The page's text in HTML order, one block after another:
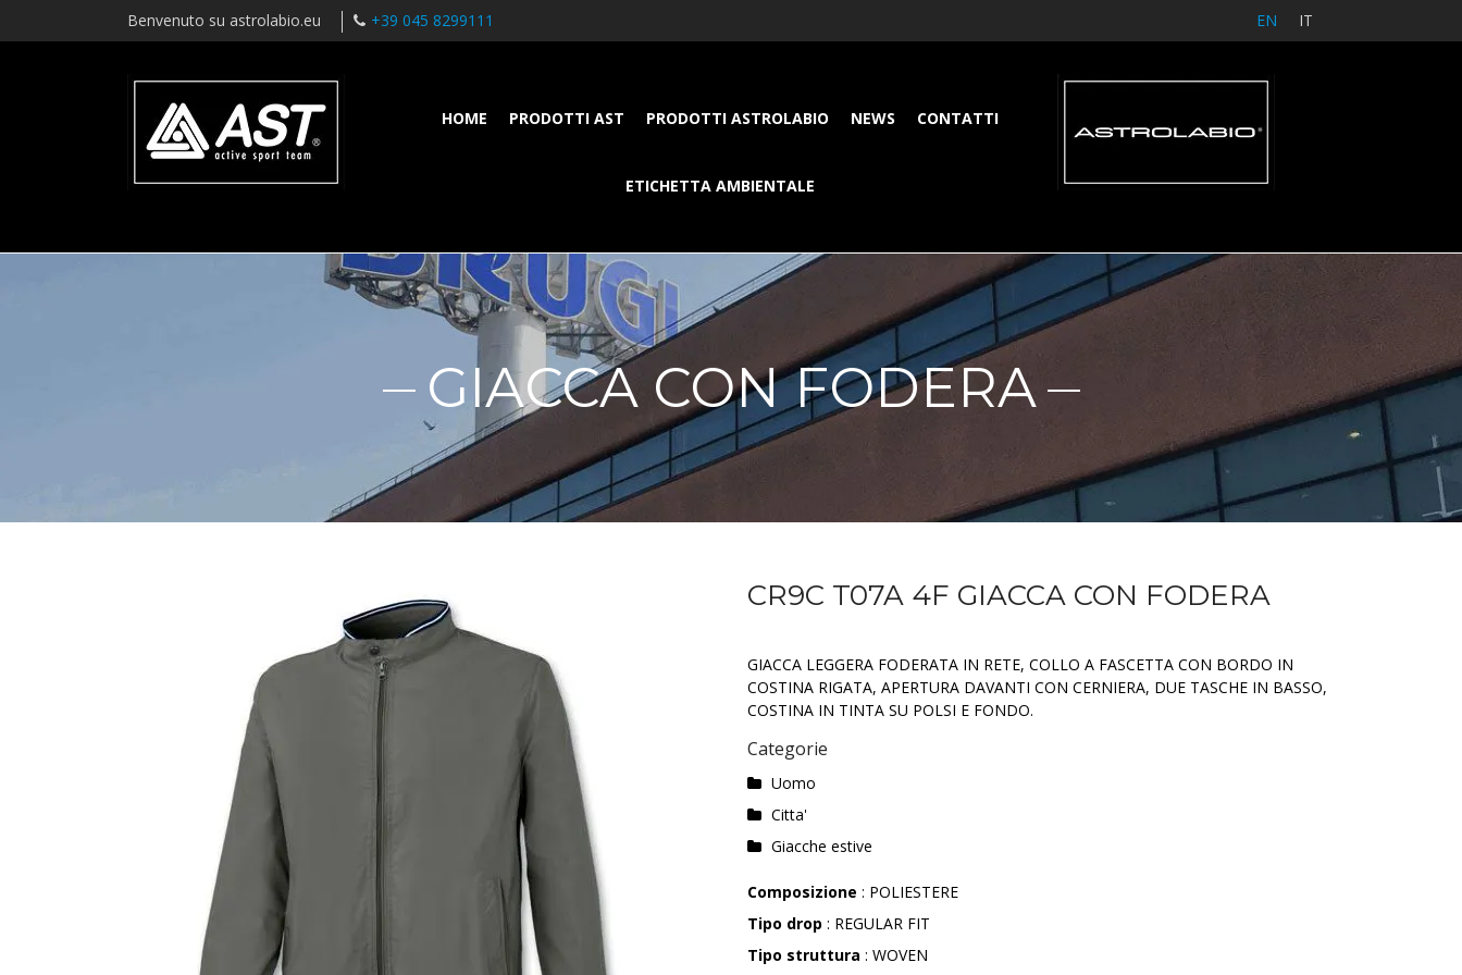
Benvenuto su astrolabio.eu +39 045 8299111 EN IT
HOME PRODOTTI AST PRODOTTI ASTROLABIO NEWS CONTATTI
ETICHETTA AMBIENTALE
GIACCA CON FODERA
CR9C T07A 4F GIACCA CON FODERA
GIACCA LEGGERA FODERATA IN RETE, COLLO A FASCETTA CON BORDO IN
COSTINA RIGATA, APERTURA DAVANTI CON CERNIERA, DUE TASCHE IN BASSO,
COSTINA IN TINTA SU POLSI E FONDO.
Categorie
Uomo
Citta'
Giacche estive
Composizione : POLIESTERE
Tipo drop : REGULAR FIT
Tipo struttura : WOVEN